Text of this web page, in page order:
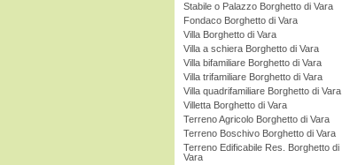
Stabile o Palazzo Borghetto di Vara
Fondaco Borghetto di Vara
Villa Borghetto di Vara
Villa a schiera Borghetto di Vara
Villa bifamiliare Borghetto di Vara
Villa trifamiliare Borghetto di Vara
Villa quadrifamiliare Borghetto di Vara
Villetta Borghetto di Vara
Terreno Agricolo Borghetto di Vara
Terreno Boschivo Borghetto di Vara
Terreno Edificabile Res. Borghetto di
Vara